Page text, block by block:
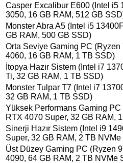
Casper Excalibur E600 (Intel i5
3050, 16 GB RAM, 512 GB
Monster Abra A5 (Intel i5
GB RAM, 500 GB SSD)
Orta Seviye Gaming PC (Ryzen
4060, 16 GB RAM, 1 TB SSD)
İtopya Hazır Sistem (Intel i7
Ti, 32 GB RAM, 1 TB SSD)
Monster Tulpar T7 (Intel i7
32 GB RAM, 1 TB SSD)
Yüksek Performans Gaming
RTX 4070 Super, 32 GB RAM,
Sinerji Hazır Sistem (Intel i9
Super, 32 GB RAM, 2 TB
Üst Düzey Gaming PC (Ryzen
4090, 64 GB RAM, 2 TB NVMe